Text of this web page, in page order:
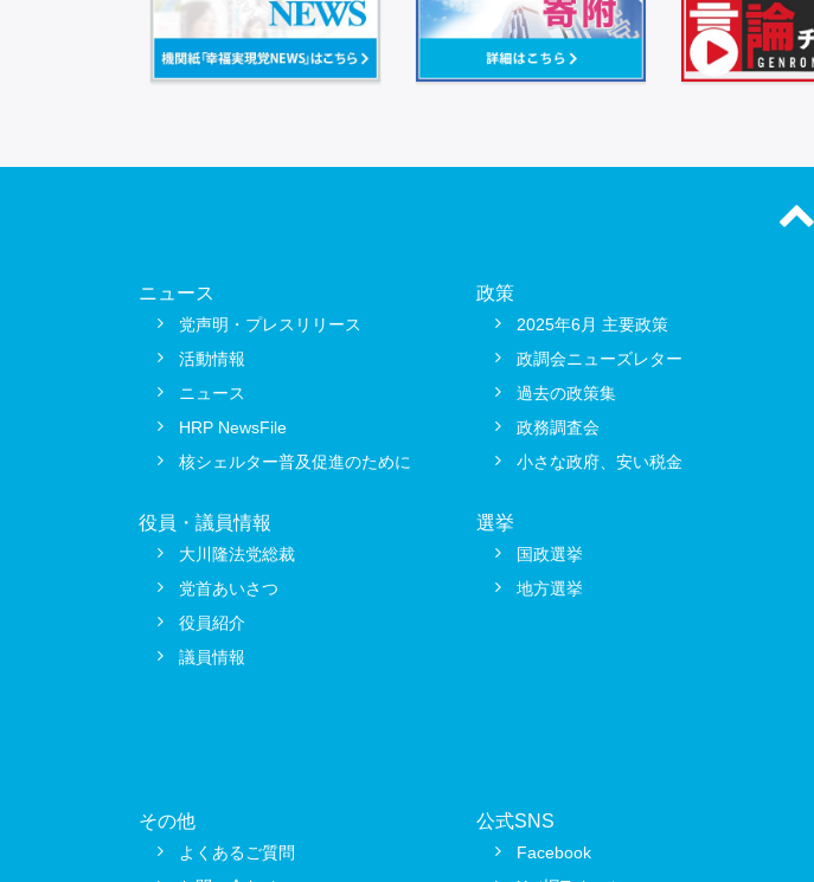
ニュース
党声明・プレスリリース
活動情報
ニュース
HRP NewsFile
核シェルター普及促進のために
政策
2025年6月 主要政策
政調会ニューズレター
過去の政策集
政務調査会
小さな政府、安い税金
役員・議員情報
大川隆法党総裁
党首あいさつ
役員紹介
議員情報
選挙
国政選挙
地方選挙
その他
よくあるご質問
公式SNS
Facebook